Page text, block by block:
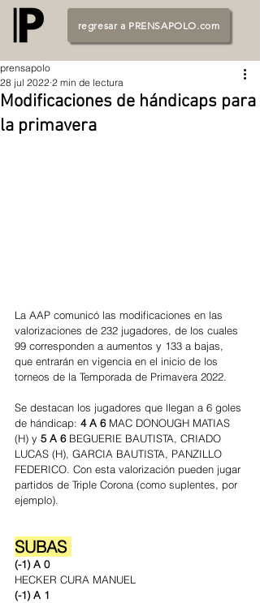
regresar a PRENSAPOLO.com
Modificaciones de hándicaps para
la primavera
prensapolo
28 jul 2022 2 min de lectura
La AAP comunicó las modificaciones en las
valorizaciones de 232 jugadores, de los cuales
99 corresponden a aumentos y 133 a bajas,
que entrarán en vigencia en el inicio de los
torneos de la Temporada de Primavera 2022.
Se destacan los jugadores que llegan a 6 goles
de hándicap: 4 A 6 MAC DONOUGH MATIAS
(H) y 5 A 6 BEGUERIE BAUTISTA, CRIADO
LUCAS (H), GARCIA BAUTISTA, PANZILLO
FEDERICO. Con esta valorización pueden jugar
partidos de Triple Corona (como suplentes, por
ejemplo).
SUBAS
(-1) A 0
HECKER CURA MANUEL
(-1) A 1